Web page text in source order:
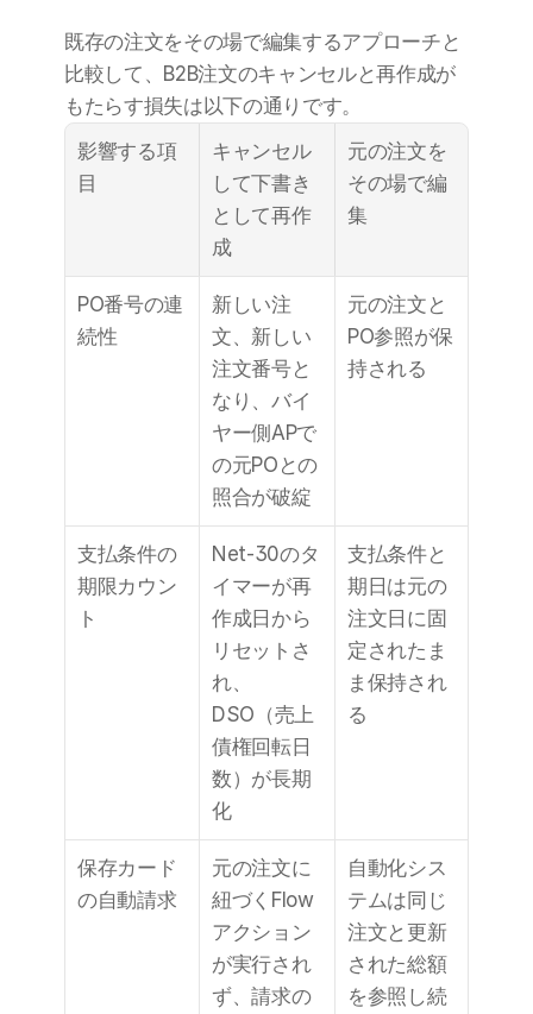
既存の注文をその場で編集するアプローチと
比較して、B2B注文のキャンセルと再作成が
もたらす損失は以下の通りです。
影響する項
目
キャンセル
して下書き
として再作
成
元の注文を
その場で編
集
PO番号の連
続性
新しい注
文、新しい
注文番号と
なり、バイ
ヤー側APで
の元POとの
照合が破綻
元の注文と
PO参照が保
持される
支払条件の
期限カウン
ト
Net-30のタ
イマーが再
作成日から
リセットさ
れ、
DSO（売上
債権回転日
数）が長期
化
支払条件と
期日は元の
注文日に固
定されたま
ま保持され
る
保存カード
の自動請求
元の注文に
紐づくFlow
アクション
が実行され
ず、請求の
自動化シス
テムは同じ
注文と更新
された総額
を参照し続